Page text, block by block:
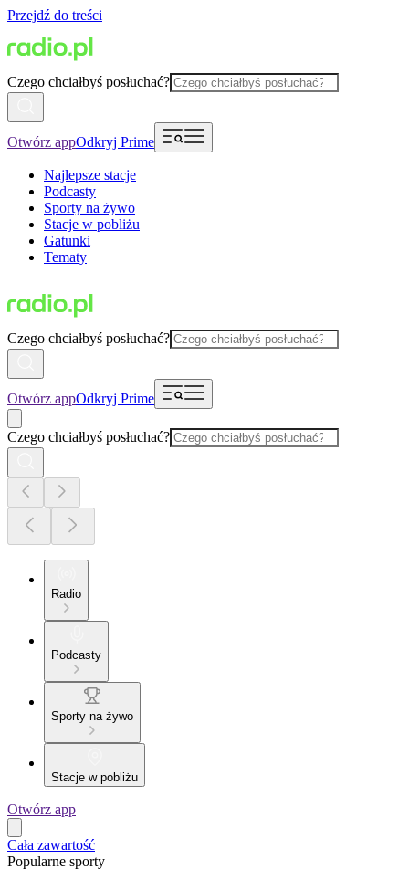
Przejdź do treści
Czego chciałbyś posłuchać?
Otwórz appOdkryj Prime
Najlepsze stacje
Podcasty
Sporty na żywo
Stacje w pobliżu
Gatunki
Tematy
Czego chciałbyś posłuchać?
Otwórz appOdkryj Prime
Czego chciałbyś posłuchać?
Radio
Podcasty
Sporty na żywo
Stacje w pobliżu
Otwórz app
Cała zawartość
Popularne sporty